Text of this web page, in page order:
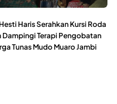
Haris Serahkan Kursi Roda
Dampingi Terapi Pengobatan
Tunas Mudo Muaro Jambi